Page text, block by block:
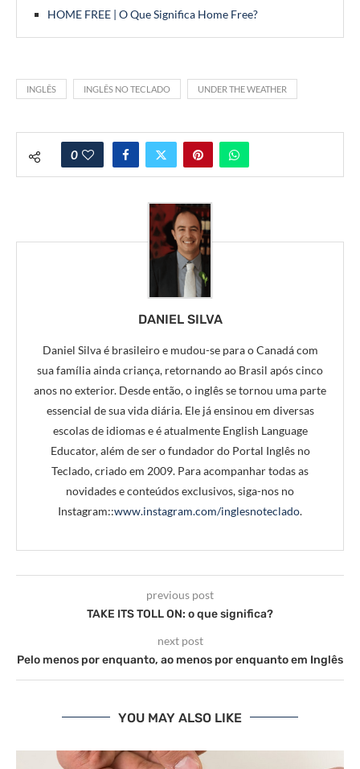
HOME FREE | O Que Significa Home Free?
INGLÊS INGLÊS NO TECLADO UNDER THE WEATHER
0
DANIEL SILVA
Daniel Silva é brasileiro e mudou-se para o Canadá com
sua família ainda criança, retornando ao Brasil após cinco
anos no exterior. Desde então, o inglês se tornou uma parte
essencial de sua vida diária. Ele já ensinou em diversas
escolas de idiomas e é atualmente English Language
Educator, além de ser o fundador do Portal Inglês no
Teclado, criado em 2009. Para acompanhar todas as
novidades e conteúdos exclusivos, siga-nos no
Instagram::www.instagram.com/inglesnoteclado.
previous post
TAKE ITS TOLL ON: o que significa?
next post
Pelo menos por enquanto, ao menos por enquanto em Inglês
YOU MAY ALSO LIKE